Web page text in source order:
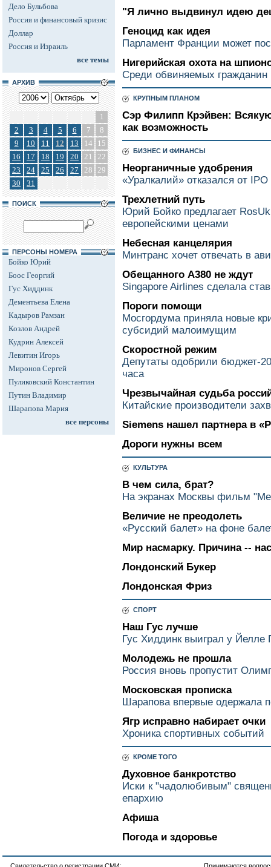
Дело Бульбова
Россия и финансовый кризис
Доллар
Россия и Израиль
все темы
АРХИВ
1
2
3 4 5 6 7
8
9
10 11 12 13 14
15
16
17 18 19 20 21
22
23
24 25 26 27 28 29
30
31
ПОИСК
ПЕРСОНЫ НОМЕРА
Бойко Юрий
Боос Георгий
Гус Хиддинк
Дементьева Елена
Кадыров Рамзан
Козлов Андрей
Кудрин Алексей
Левитин Игорь
Миронов Сергей
Пуликовский Константин
Путин Владимир
Шарапова Мария
все персоны
"Я лично выдвинул идею
Геноцид как идея
Парламент Франции может
Нигерийская охота на
Среди обвиняемых гражданин
КРУПНЫМ ПЛАНОМ
Сэр Филипп Крэйвен:
как возможность
БИЗНЕС И ФИНАНСЫ
Неорганичные удобрения
«Уралкалий» отказался от
Трехлетний путь
Юрий Бойко предлагает
европейскими ценами
Небесная канцелярия
Минтранс хочет отвечать в
Обещанного А380 не ждут
Singapore Airlines сделала
Пороги помощи
Мосгордума приняла новые
субсидий малоимущим
Скоростной режим
Депутаты одобрили бюджет-
часа
Чрезвычайная судьба
Китайские производители
Siemens нашел партнера в
Дороги нужны всем
КУЛЬТУРА
В чем сила, брат?
На экранах Москвы фильм
Величие не преодолеть
«Русский балет» на фоне
Мир насмарку. Причина --
Лондонский Букер
Лондонская Фриз
СПОРТ
Наш Гус лучше
Гус Хиддинк выиграл у Йелле
Молодежь не прошла
Россия вновь пропустит
Московская прописка
Шарапова впервые одержала
Ягр исправно набирает очки
Хроника спортивных событий
КРОМЕ ТОГО
Духовное банкротство
Иски к "чадолюбивым"
епархию
Афиша
Погода и здоровье